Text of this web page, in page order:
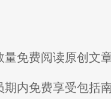
免费阅读原创文
内免费享受包括